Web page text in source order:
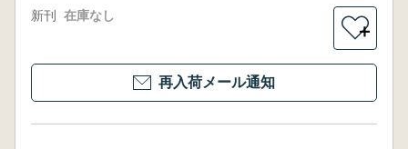
新刊 在庫なし
＋
再入荷メール通知